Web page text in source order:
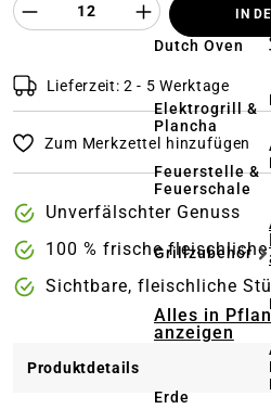
Dutch Oven
Elektrogrill &
Plancha
Feuerstelle &
Feuerschale
Grillzubehör
Alles in
anzeigen
Erde
Produkt Anzahl des IN
Lieferzeit: 2 - 5 Werktage
Zum Merkzettel hinzufügen
Unverfälschter Genuss
100 % frische
Sichtbare, fleischliche
Produktdetails